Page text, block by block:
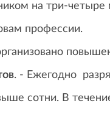
на три-четыре
профессии.
. - Ежегодно
сотни. В